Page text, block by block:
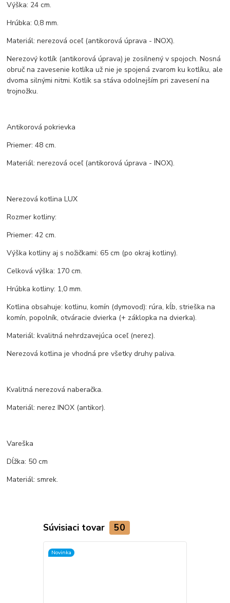
Výška: 24 cm.
Hrúbka: 0,8 mm.
Materiál: nerezová oceľ (antikorová úprava - INOX).
Nerezový kotlík (antikorová úprava) je zosilnený v spojoch. Nosná
obruč na zavesenie kotlíka už nie je spojená zvarom ku kotlíku, ale
dvoma silnými nitmi. Kotlík sa stáva odolnejším pri zavesení na
trojnožku.
Antikorová pokrievka
Priemer: 48 cm.
Materiál: nerezová oceľ (antikorová úprava - INOX).
Nerezová kotlina LUX
Rozmer kotliny:
Priemer: 42 cm.
Výška kotliny aj s nožičkami: 65 cm (po okraj kotliny).
Celková výška: 170 cm.
Hrúbka kotliny: 1,0 mm.
Kotlina obsahuje: kotlinu, komín (dymovod): rúra, kĺb, strieška na
komín, popolník, otváracie dvierka (+ záklopka na dvierka).
Materiál: kvalitná nehrdzavejúca oceľ (nerez).
Nerezová kotlina je vhodná pre všetky druhy paliva.
Kvalitná nerezová naberačka.
Materiál: nerez INOX (antikor).
Vareška
Dĺžka: 50 cm
Materiál: smrek.
Súvisiaci tovar 50
Novinka